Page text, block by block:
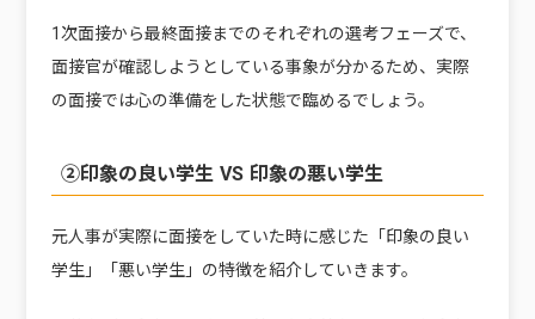
1次面接から最終面接までのそれぞれの選考フェーズで、
面接官が確認しようとしている事象が分かるため、実際
の面接では心の準備をした状態で臨めるでしょう。
②印象の良い学生 VS 印象の悪い学生
元人事が実際に面接をしていた時に感じた「印象の良い
学生」「悪い学生」の特徴を紹介していきます。